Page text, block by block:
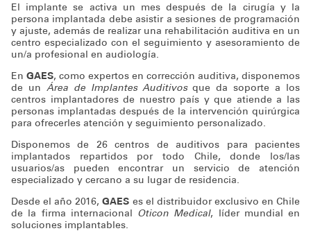
El implante se activa un mes después de la cirugía y la
persona implantada debe asistir a sesiones de programación
y ajuste, además de realizar una rehabilitación auditiva en un
centro especializado con el seguimiento y asesoramiento de
un/a profesional en audiología.
En GAES, como expertos en corrección auditiva, disponemos
de un Área de Implantes Auditivosque da soporte a los
centros implantadores de nuestro país y que atiende a las
personas implantadas después de la intervención quirúrgica
para ofrecerles atención y seguimiento personalizado.
Disponemos de 26 centros de auditivos para pacientes
implantados repartidos por todo Chile, donde los/las
usuarios/as pueden encontrar un servicio de atención
especializado y cercano a su lugar de residencia.
Desde el año 2016,GAES es el distribuidor exclusivo en Chile
de la firma internacional Oticon Medical, líder mundial en
soluciones implantables.